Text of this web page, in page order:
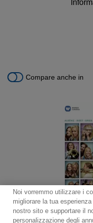
Compare anche in
Noi vorremmo utilizzare i
migliorare la tua
nostro sito e supportare il
personalizzazione degli